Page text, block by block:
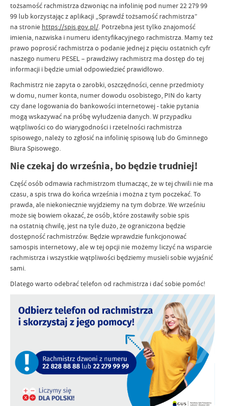
tożsamość rachmistrza dzwoniąc na infolinię pod numer 22 279 99
99 lub korzystając z aplikacji „Sprawdź tożsamość rachmistrza”
na stronie https://spis.gov.pl/. Potrzebna jest tylko znajomość
imienia, nazwiska i numeru identyfikacyjnego rachmistrza. Mamy też
prawo poprosić rachmistrza o podanie jednej z pięciu ostatnich cyfr
naszego numeru PESEL – prawdziwy rachmistrz ma dostęp do tej
informacji i będzie umiał odpowiedzieć prawidłowo.
Rachmistrz nie zapyta o zarobki, oszczędności, cenne przedmioty
w domu, numer konta, numer dowodu osobistego, PIN do karty
czy dane logowania do bankowości internetowej - takie pytania
mogą wskazywać na próbę wyłudzenia danych. W przypadku
wątpliwości co do wiarygodności i rzetelności rachmistrza
spisowego, należy to zgłosić na infolinię spisową lub do Gminnego
Biura Spisowego.
Nie czekaj do września, bo będzie trudniej!
Część osób odmawia rachmistrzom tłumacząc, że w tej chwili nie ma
czasu, a spis trwa do końca września i można z tym poczekać. To
prawda, ale niekoniecznie wyjdziemy na tym dobrze. We wrześniu
może się bowiem okazać, że osób, które zostawiły sobie spis
na ostatnią chwilę, jest na tyle dużo, że ograniczona będzie
dostępność rachmistrzów. Będzie wprawdzie funkcjonować
samospis internetowy, ale w tej opcji nie możemy liczyć na wsparcie
rachmistrza i wszystkie wątpliwości będziemy musieli sobie wyjaśnić
sami.
Dlatego warto odebrać telefon od rachmistrza i dać sobie pomóc!